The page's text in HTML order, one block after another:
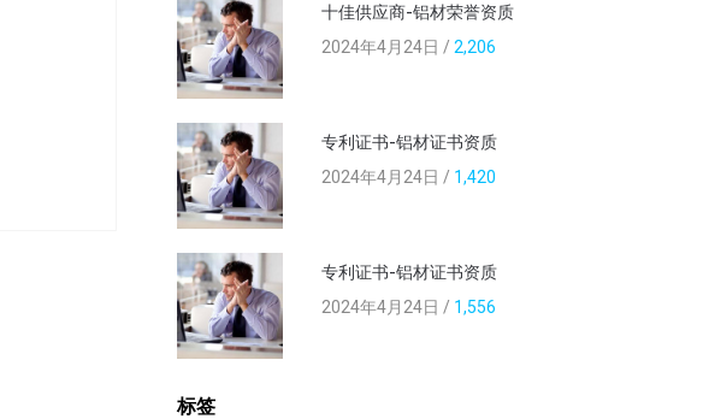
十佳供应商-铝材荣誉资质
2024年4月24日 / 2,206
专利证书-铝材证书资质
2024年4月24日 / 1,420
专利证书-铝材证书资质
2024年4月24日 / 1,556
标签